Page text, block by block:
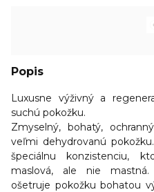
Popis
Luxusne výživný a
suchú pokožku.
Zmyselný, bohatý,
veľmi dehydrovanú
špeciálnu konzistenciu,
maslová, ale nie
ošetruje pokožku bohatou